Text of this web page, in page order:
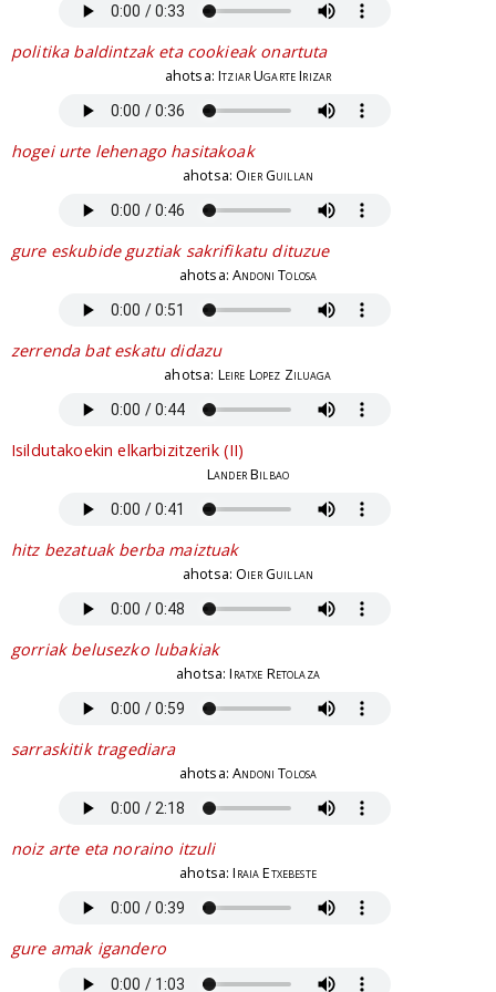
politika baldintzak eta cookieak onartuta
ahotsa:Itziar Ugarte Irizar
hogei urte lehenago hasitakoak
ahotsa:Oier Guillan
gure eskubide guztiak sakrifikatu dituzue
ahotsa:Andoni Tolosa
zerrenda bat eskatu didazu
ahotsa: Leire Lopez Ziluaga
Isildutakoekin elkarbizitzerik (II)
Lander Bilbao
hitz bezatuak berba maiztuak
ahotsa:Oier Guillan
gorriak belusezko lubakiak
ahotsa:Iratxe Retolaza
sarraskitik tragediara
ahotsa:Andoni Tolosa
noiz arte eta noraino itzuli
ahotsa:Iraia Etxebeste
gure amak igandero